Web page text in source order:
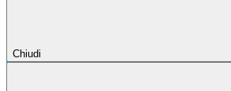
Chiudi